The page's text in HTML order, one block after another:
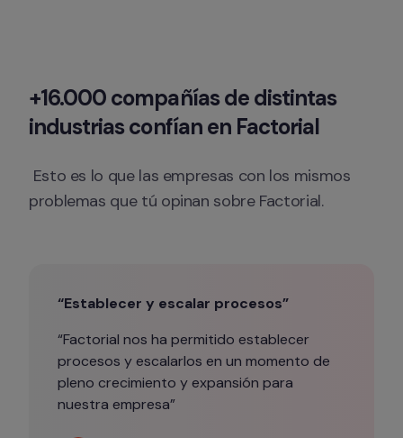
+16.000 compañías de distintas
industrias confían en Factorial
problemas que tú opinan sobre Factorial.
“Establecer y escalar procesos”
“Factorial nos ha permitido establecer
procesos y escalarlos en un momento de
pleno crecimiento y expansión para
nuestra empresa”